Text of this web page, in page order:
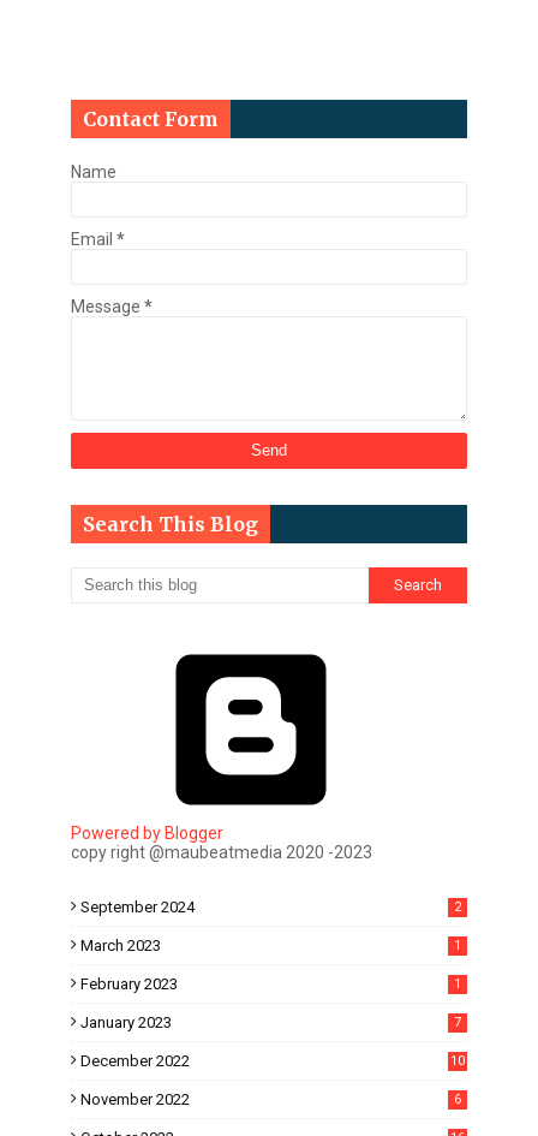
Contact Form
Name
Email *
Message *
Search This Blog
Powered by Blogger
copy right @maubeatmedia 2020 -2023
September 2024 2
March 2023 1
February 2023 1
January 2023 7
December 2022 10
November 2022 6